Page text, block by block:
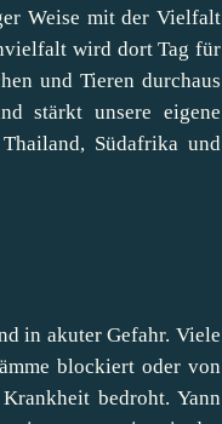
Weise mit der Vielfalt
wird dort Tag für
und Tieren durchaus
stärkt unsere eigene
Südafrika und
in akuter Gefahr. Viele
blockiert oder von
bedroht. Yann